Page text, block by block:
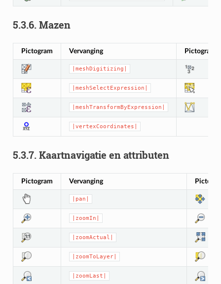
5.3.6. Mazen
Pictogram Vervanging Pictogram
|meshDigitizing|
|meshSelectExpression|
|meshTransformByExpression|
|vertexCoordinates|
5.3.7. Kaartnavigatie en attributen
Pictogram Vervanging
|pan|
|zoomIn|
|zoomActual|
|zoomToLayer|
|zoomLast|